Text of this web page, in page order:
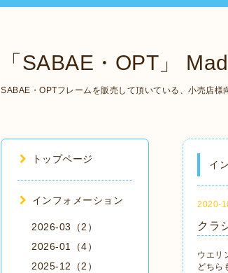
「SABAE・OPT」
SABAE・OPTフレームを販売して頂いている、小売店様
イ
2020-
クラ
ウエリ
どちら
トップページ
インフォメーション
2026-03（2）
2026-01（4）
2025-12（2）